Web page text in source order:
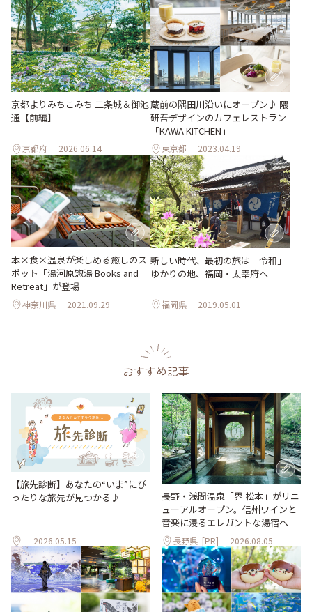
京都よりみちこみち 二条城＆御池
通【前編】
京都府 2026.06.14
蔵前の隅田川沿いにオープン♪ 隈
研吾デザインのカフェレストラン
「KAWA KITCHEN」
東京都 2023.04.19
本×食×温泉が楽しめる癒しのス
ポット「湯河原惣湯 Books and
Retreat」が登場
神奈川県 2021.09.29
新しい時代、最初の旅は「令和」
ゆかりの地、福岡・太宰府へ
福岡県 2019.05.01
おすすめ記事
【旅先診断】あなたの“いま”にぴ
ったりな旅先が見つかる♪
2026.05.15
長野・浅間温泉「界 松本」がリニ
ューアルオープン。信州ワインと
音楽に浸るエレガントな湯宿へ
長野県 [PR] 2026.08.05